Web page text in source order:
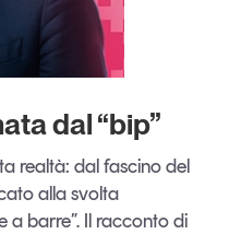
Newsletter
dal “bip”
realtà: dal fascino del
alla svolta
a barre”. Il racconto di